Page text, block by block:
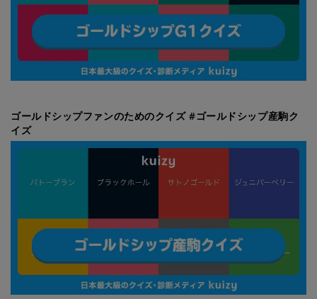
ゴールドシップファンのためのクイズ #ゴールドシップ産駒ク
イズ